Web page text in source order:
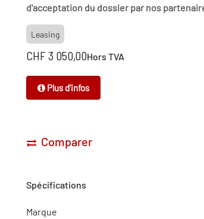
d'acceptation du dossier par nos
Leasing
CHF3 050,00Hors TVA
Plus d'infos
Comparer
Spécifications
Marque